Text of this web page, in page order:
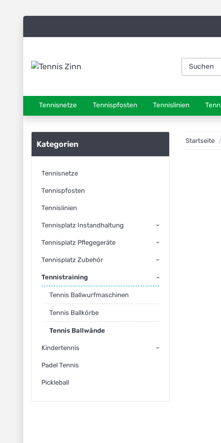
Tennisnetze Tennispfosten Tennislinien
Startseite
Kategorien
Tennisnetze
Tennispfosten
Tennislinien
Tennisplatz Instandhaltung
Tennisplatz Pflegegeräte
Tennisplatz Zubehör
Tennistraining
Tennis Ballwurfmaschinen
Tennis Ballkörbe
Tennis Ballwände
Kindertennis
Padel Tennis
Pickleball